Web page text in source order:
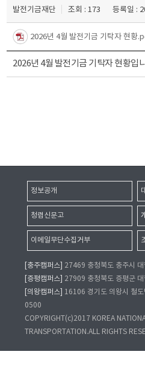
발전기금재단 조회 : 173 등록일 :
2026년 4월 발전기금 기탁자 현황
2026년 4월 발전기금 기탁자 현황입
정보공개
청렴신문고
이메일무단수집거부
[충주캠퍼스]
27469 충청북도 충주시
[증평캠퍼스]
27909 충청북도 증평군
[의왕캠퍼스]
16106 경기도 의왕시 철
0500
COPYRIGHT(c)2017 KOREA
TRANSPORTATION.ALL RIGHTS